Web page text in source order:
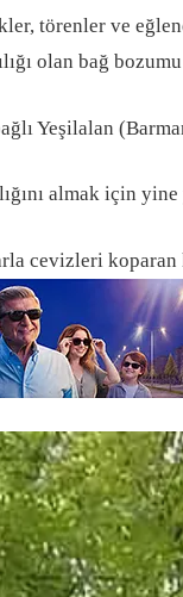
törenler ve
olan bağ
Yeşilalan
almak için
cevizleri